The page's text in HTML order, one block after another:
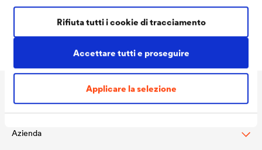
Accettare tutti e proseguire
Applicare la selezione
Rifiuta tutti i cookie di tracciamento
DÖRKEN Coatings breve portrait
Ottieni un breve portrait di DÖRKEN Coatings
Protezione dei Tetti a Falda
Azienda